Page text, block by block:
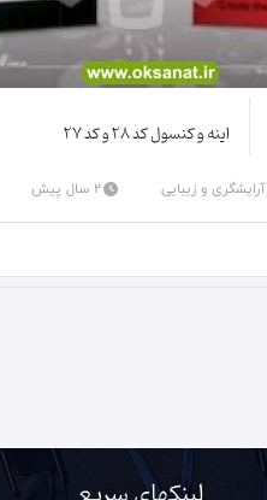
اینه و کنسول کد 28 و کد 27
آرایشگری و زیبایی 2 سال پیش